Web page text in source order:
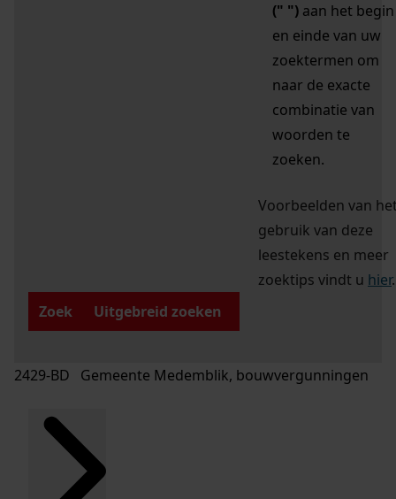
(" ") aan het begin
en einde van uw
zoektermen om
naar de exacte
combinatie van
woorden te
zoeken.
Voorbeelden van
gebruik van deze
leestekens en meer
zoektips vindt u hier.
Zoek
Uitgebreid zoeken
2429-BD Gemeente Medemblik, bouwvergunningen